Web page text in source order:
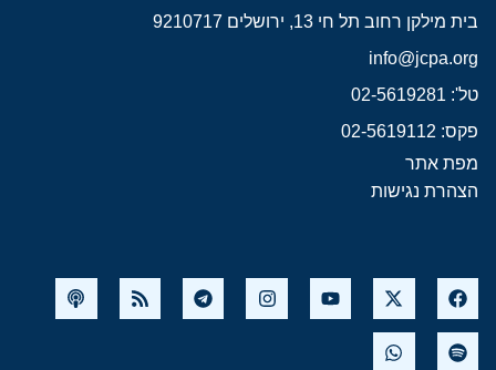
בית מילקן רחוב תל חי 13, ירושלים 9210717
info@jcpa.org
טל': 02-5619281
פקס: 02-5619112
מפת אתר
הצהרת נגישות